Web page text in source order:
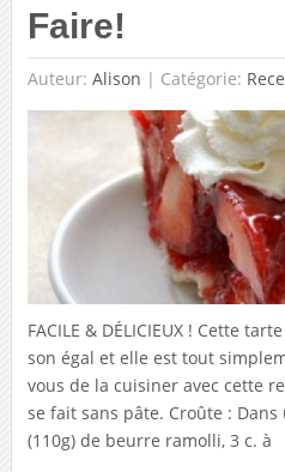
Faire!
Auteur: Alison | Catégorie:
FACILE & DÉLICIEUX ! Cette
son égal et elle est tout
vous de la cuisiner avec cette
se fait sans pâte. Croûte :
(110g) de beurre ramolli, 3 c. à